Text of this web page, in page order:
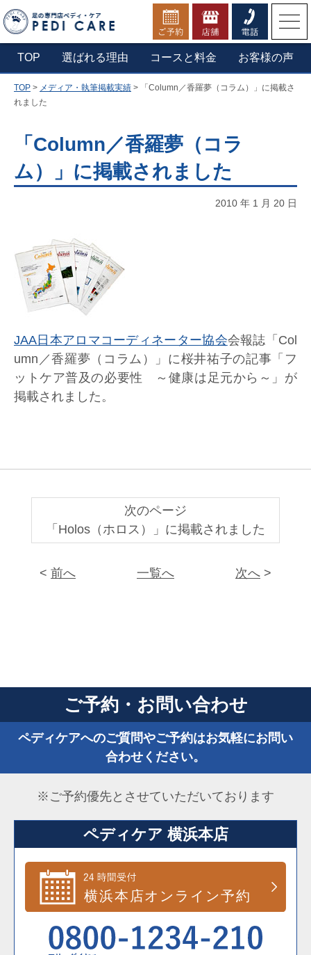
TOP 選ばれる理由 コースと料金 お客様の声
お電話でのご予約・お問合せ
▼横浜本店へ電話する
0800-1234-210
定休日：第一木曜日・年末年始
営業時間：9:30 - 20:00（最終受付19:30）
TOP > メディア・執筆掲載実績 >
「Column／香羅夢（コラム）」に掲載さ
れました
「Column／香羅夢（コラ
ム）」に掲載されました
2010 年 1 月 20 日
JAA日本アロマコーディネーター協会会報誌「Col
umn／香羅夢（コラム）」に桜井祐子の記事「フ
ットケア普及の必要性 ～健康は足元から～」が
掲載されました。
次のページ
「Holos（ホロス）」に掲載されました
< 前へ 一覧へ 次へ >
ご予約・お問い合わせ
ペディケアへのご質問やご予約はお気軽にお問い
合わせください。
※ご予約優先とさせていただいております
ペディケア 横浜本店